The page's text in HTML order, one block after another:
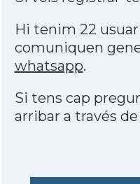
Hi tenim 22
comuniquen
whatsapp.
Si tens cap
arribar a través de